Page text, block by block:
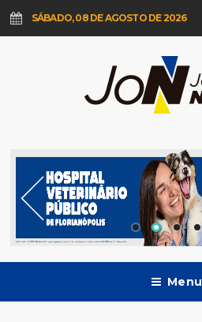
SÁBADO, 08 DE AGOSTO DE 2026
Menu